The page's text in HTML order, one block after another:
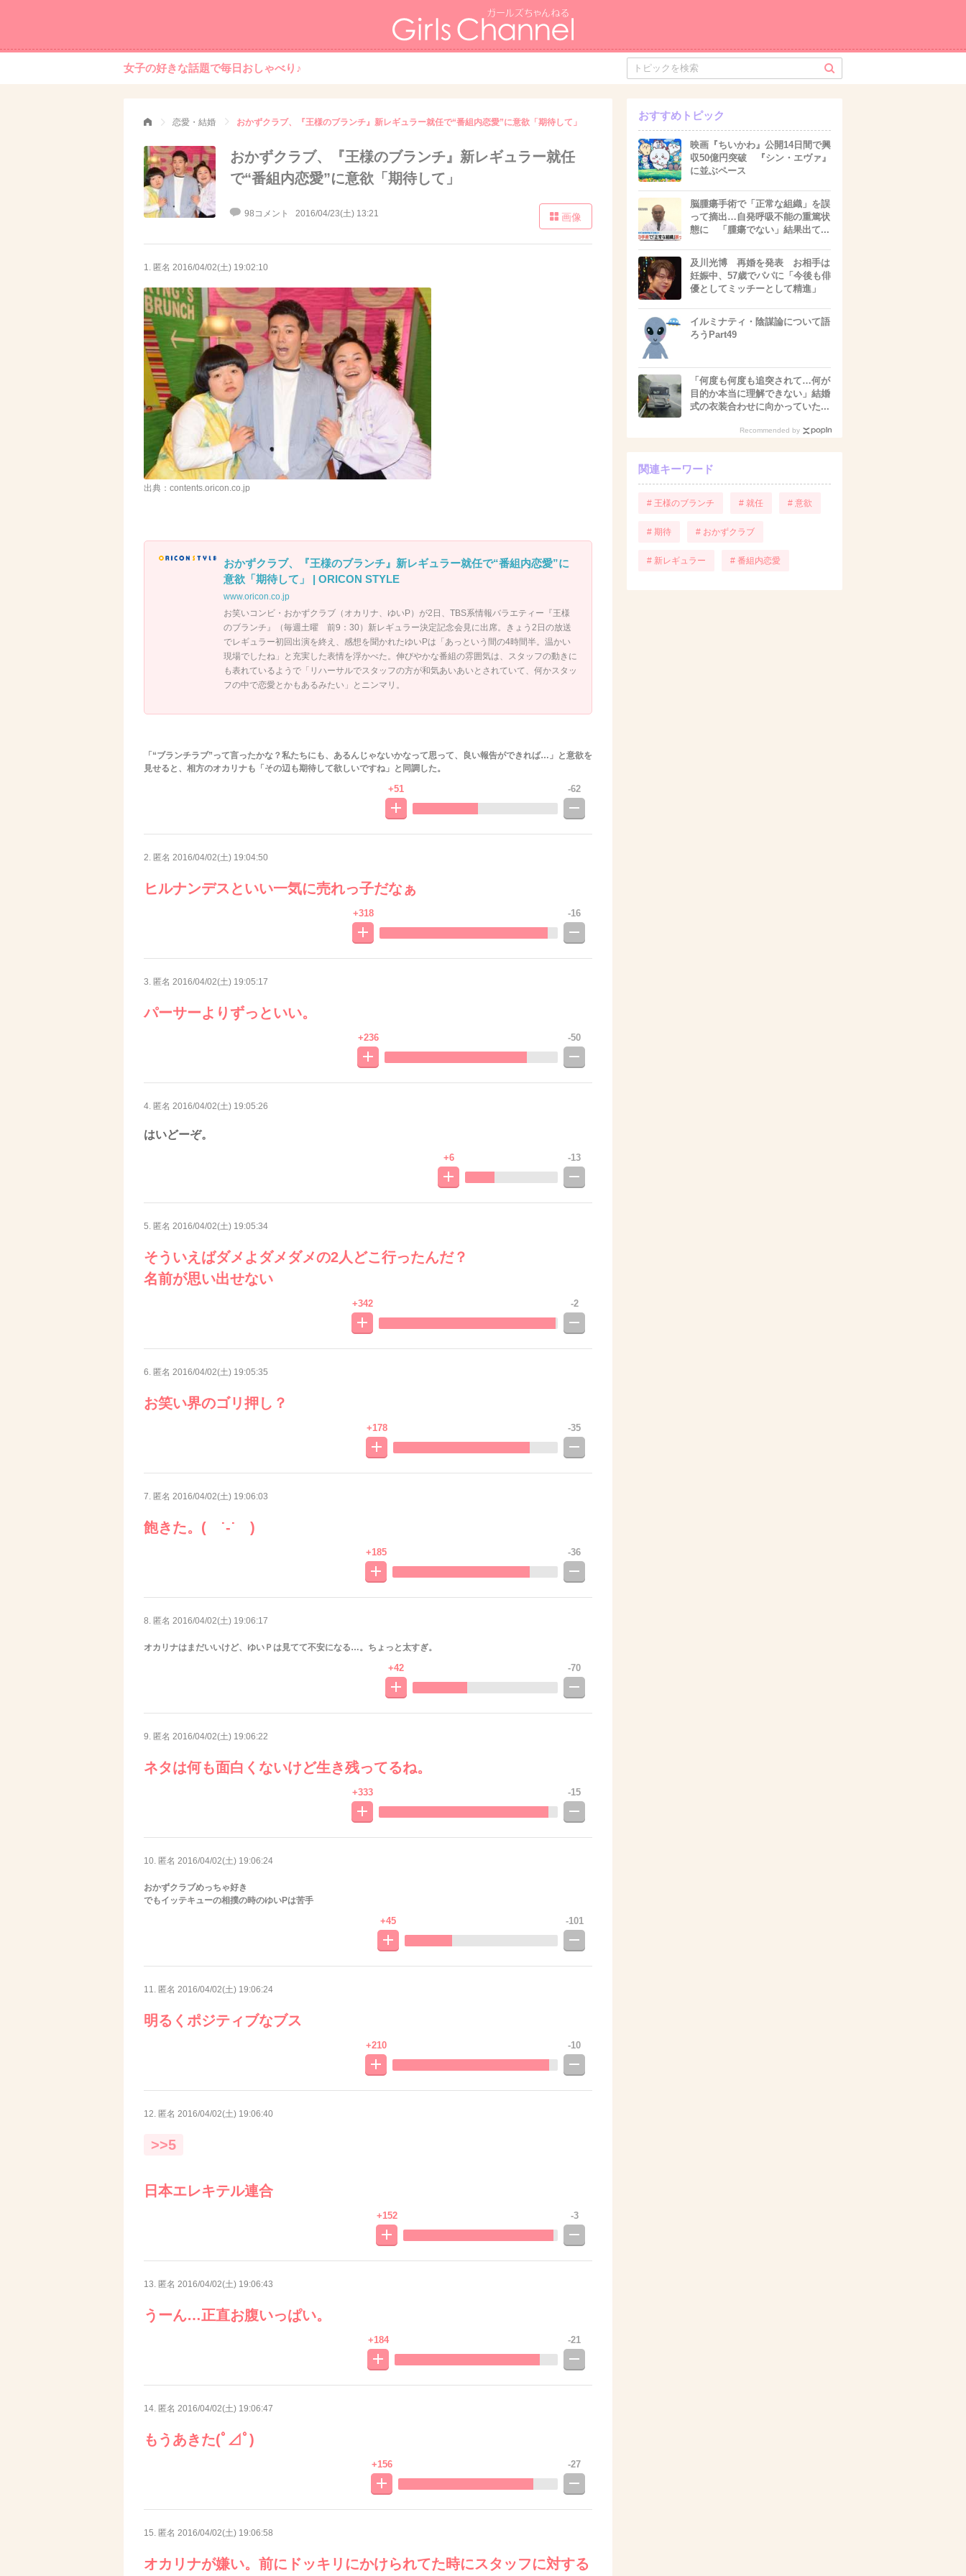
女子の好きな話題で毎日おしゃべり♪
恋愛・結婚 おかずクラブ、『王様のブランチ』新レギュラー就任で“番組内恋愛”に意欲「期待して」
おかずクラブ、『王様のブランチ』新レギュラー就任
で“番組内恋愛”に意欲「期待して」
98コメント 2016/04/23(土) 13:21 画像
1. 匿名 2016/04/02(土) 19:02:10
出典：contents.oricon.co.jp
おかずクラブ、『王様のブランチ』新レギュラー就任で“番組内恋愛”に
意欲「期待して」 | ORICON STYLE
www.oricon.co.jp
お笑いコンビ・おかずクラブ（オカリナ、ゆいP）が2日、TBS系情報バラエティー『王様
のブランチ』（毎週土曜 前9：30）新レギュラー決定記念会見に出席。きょう2日の放送
でレギュラー初回出演を終え、感想を聞かれたゆいPは「あっという間の4時間半。温かい
現場でしたね」と充実した表情を浮かべた。伸びやかな番組の雰囲気は、スタッフの動きに
も表れているようで「リハーサルでスタッフの方が和気あいあいとされていて、何かスタッ
フの中で恋愛とかもあるみたい」とニンマリ。
「“ブランチラブ”って言ったかな？私たちにも、あるんじゃないかなって思って、良い報告ができれば…」と意欲を
見せると、相方のオカリナも「その辺も期待して欲しいですね」と同調した。
+51 -62
2. 匿名 2016/04/02(土) 19:04:50
ヒルナンデスといい一気に売れっ子だなぁ
+318 -16
3. 匿名 2016/04/02(土) 19:05:17
パーサーよりずっといい。
+236 -50
4. 匿名 2016/04/02(土) 19:05:26
はいどーぞ。
+6 -13
5. 匿名 2016/04/02(土) 19:05:34
そういえばダメよダメダメの2人どこ行ったんだ？
名前が思い出せない
+342 -2
6. 匿名 2016/04/02(土) 19:05:35
お笑い界のゴリ押し？
+178 -35
7. 匿名 2016/04/02(土) 19:06:03
飽きた。( ˙-˙ )
+185 -36
8. 匿名 2016/04/02(土) 19:06:17
オカリナはまだいいけど、ゆいＰは見てて不安になる…。ちょっと太すぎ。
+42 -70
9. 匿名 2016/04/02(土) 19:06:22
ネタは何も面白くないけど生き残ってるね。
+333 -15
10. 匿名 2016/04/02(土) 19:06:24
おかずクラブめっちゃ好き
でもイッテキューの相撲の時のゆいPは苦手
+45 -101
11. 匿名 2016/04/02(土) 19:06:24
明るくポジティブなブス
+210 -10
12. 匿名 2016/04/02(土) 19:06:40
>>5
日本エレキテル連合
+152 -3
13. 匿名 2016/04/02(土) 19:06:43
うーん…正直お腹いっぱい。
+184 -21
14. 匿名 2016/04/02(土) 19:06:47
もうあきた(ﾟ⊿ﾟ)
+156 -27
15. 匿名 2016/04/02(土) 19:06:58
オカリナが嫌い。前にドッキリにかけられてた時にスタッフに対する
おすすめトピック
映画『ちいかわ』公開14日間で興
収50億円突破 『シン・エヴァ』
に並ぶペース
脳腫瘍手術で「正常な組織」を誤
って摘出…自発呼吸不能の重篤状
態に 「腫瘍でない」結果出て...
及川光博 再婚を発表 お相手は
妊娠中、57歳でパパに「今後も俳
優としてミッチーとして精進」
イルミナティ・陰謀論について語
ろうPart49
「何度も何度も追突されて…何が
目的か本当に理解できない」結婚
式の衣装合わせに向かっていた...
Recommended by
関連キーワード
# 王様のブランチ # 就任 # 意欲
# 期待 # おかずクラブ
# 新レギュラー # 番組内恋愛